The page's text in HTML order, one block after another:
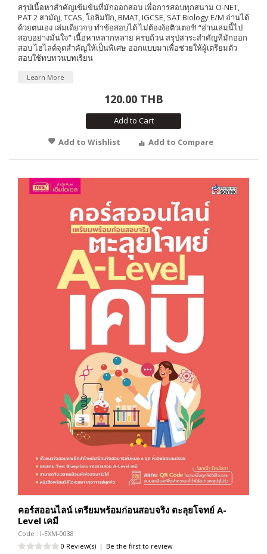
สรุปเนื้อหาสำคัญเข้มข้นที่มักออกสอบ เพื่อการสอบทุกสนาม O-NET,
PAT 2 สามัญ, TCAS, โอลิมปิก, BMAT, IGCSE, SAT Biology E/M อ่านได้
ด้วยตนเอง เล่มเดียวจบ ทำข้อสอบได้ ไม่ต้องง้อติวเตอร์! “อ่านเล่มนี้ไป
สอบอย่างมั่นใจ” เนื้อหาหลากหลาย ครบถ้วน สรุปสาระสำคัญที่มักออก
สอบ ไฮไลต์จุดสำคัญให้เป็นพิเศษ ออกแบบมาเพื่อช่วยให้ผู้เตรียมตัว
สอบใช้ทบทวนบทเรียน
Learn More
120.00 THB
Add to Cart
Add to Wishlist
Add to Compare
คอร์สออนไลน์ เตรียมพร้อมก่อนสอบจริง ตะลุยโจทย์ A-
Level เคมี
Code : I-EXM-0038
0 Review(s) | Be the first to review